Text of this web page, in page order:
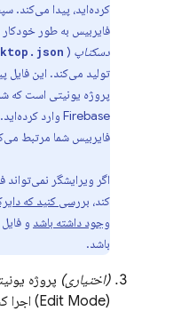
کرده‌اید، پیدا می‌کند.
فایربیس به طور
دسکتاپ (
تولید می‌کند. این فایل
پروژه یونیتی است که
Firebase وارد
فایربیس شما مرتبط
اگر ویرایشگر نمی‌تواند
کند، بررسی کنید که
وجود داشته باشد و
باشد.
(اختیاری) پروژه
(Edit Mode) اجرا کنید.